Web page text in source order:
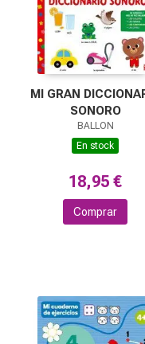
MI GRAN
SONORO
BALLON
En stock
18,95 €
Comprar